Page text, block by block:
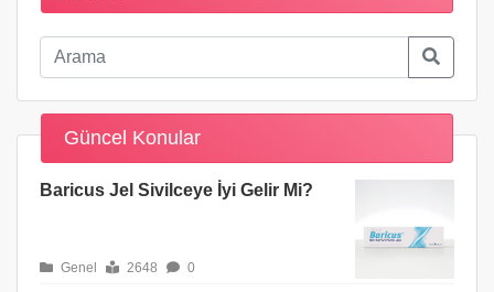
Güncel Konular
Baricus Jel Sivilceye İyi Gelir Mi?
Genel 2648 0